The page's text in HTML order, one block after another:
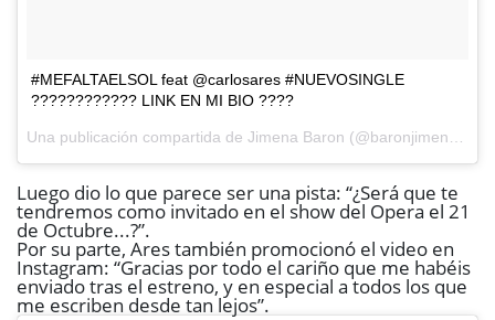
#MEFALTAELSOL feat @carlosares #NUEVOSINGLE
???????????? LINK EN MI BIO ????
Una publicación compartida de Jimena Baron (@baronjimena) el
Luego dio lo que parece ser una pista: “¿Será que te
tendremos como invitado en el show del Opera el 21
de Octubre...?”.
Por su parte, Ares también promocionó el video en
Instagram: “Gracias por todo el cariño que me habéis
enviado tras el estreno, y en especial a todos los que
me escriben desde tan lejos”.